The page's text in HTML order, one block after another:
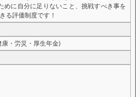
めに自分に足りないこと、挑戦すべき事を
る評価制度です！
・労災・厚生年金)